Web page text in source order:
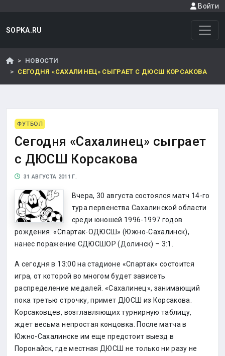
Войти
SOPKA.RU
НОВОСТИ
СЕГОДНЯ «САХАЛИНЕЦ» СЫГРАЕТ С ДЮСШ КОРСАКОВА
ФУТБОЛ
Сегодня «Сахалинец» сыграет
с ДЮСШ Корсакова
31 АВГУСТА 2011 Г.
Вчера, 30 августа состоялся матч 14-го
тура первенства Сахалинской области
среди юношей 1996-1997 годов
рождения. «Спартак-ОДЮСШ» (Южно-Сахалинск),
нанес поражение СДЮСШОР (Долинск) – 3:1.
А сегодня в 13:00 на стадионе «Спартак» состоится
игра, от которой во многом будет зависеть
распределение медалей. «Сахалинец», занимающий
пока третью строчку, примет ДЮСШ из Корсакова.
Корсаковцев, возглавляющих турнирную таблицу,
ждет весьма непростая концовка. После матча в
Южно-Сахалинске им еще предстоит выезд в
Поронайск, где местная ДЮСШ не только ни разу не